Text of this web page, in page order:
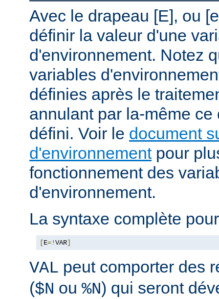
Avec le drapeau [E], ou
définir la valeur d'une
d'environnement. Notez
variables
définies après le
annulant par la-même ce
défini. Voir le document
d'environnementpour
fonctionnement des
d'environnement.
La syntaxe complète
[E=!VAR]
VAL peut comporter des
($N ou %N) qui seront